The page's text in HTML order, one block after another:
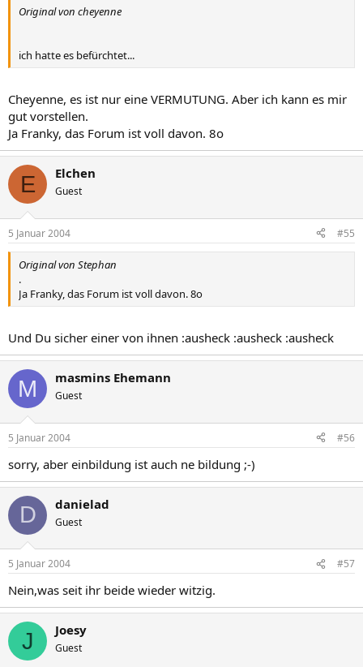
Original von cheyenne
ich hatte es befürchtet...
Cheyenne, es ist nur eine VERMUTUNG. Aber ich kann es mir
gut vorstellen.
Ja Franky, das Forum ist voll davon. 8o
E Elchen
Guest
5 Januar 2004 #55
Original von Stephan
.
Ja Franky, das Forum ist voll davon. 8o
Und Du sicher einer von ihnen :ausheck :ausheck :ausheck
M masmins Ehemann
Guest
5 Januar 2004 #56
sorry, aber einbildung ist auch ne bildung ;-)
D danielad
Guest
5 Januar 2004 #57
Nein,was seit ihr beide wieder witzig.
J Joesy
Guest